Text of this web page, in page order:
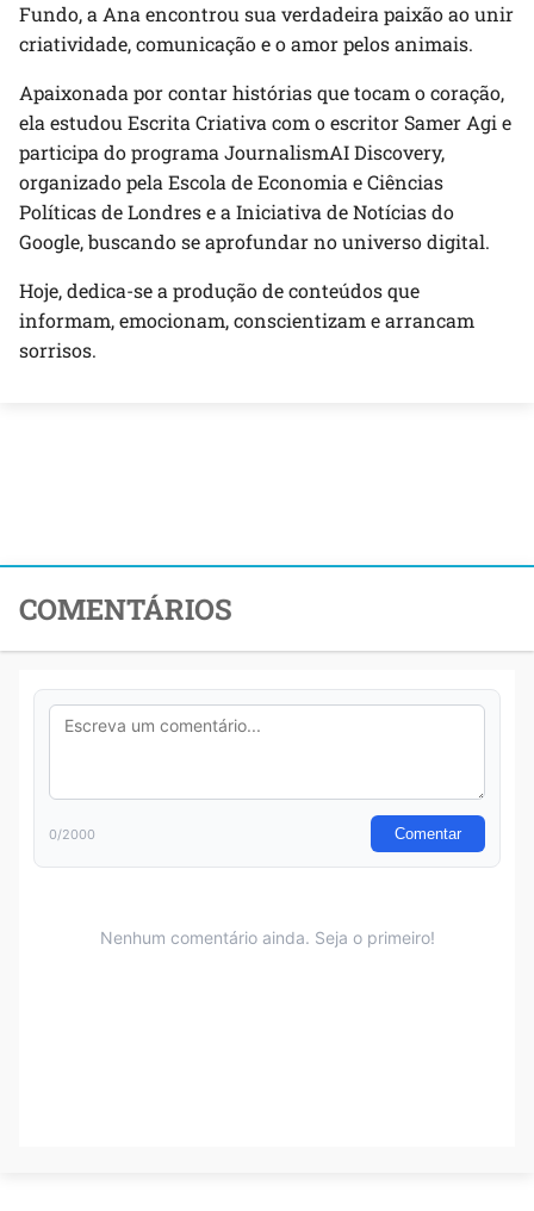
Fundo, a Ana encontrou sua verdadeira paixão ao unir
criatividade, comunicação e o amor pelos animais.
Apaixonada por contar histórias que tocam o coração,
ela estudou Escrita Criativa com o escritor Samer Agi e
participa do programa JournalismAI Discovery,
organizado pela Escola de Economia e Ciências
Políticas de Londres e a Iniciativa de Notícias do
Google, buscando se aprofundar no universo digital.
Hoje, dedica-se a produção de conteúdos que
informam, emocionam, conscientizam e arrancam
sorrisos.
COMENTÁRIOS